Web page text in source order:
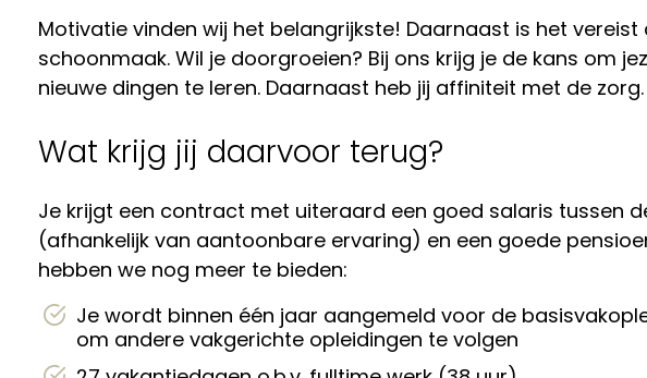
Motivatie vinden wij het belangrijkste! Daarnaast is het
schoonmaak. Wil je doorgroeien? Bij ons krijg je de kans om
nieuwe dingen te leren. Daarnaast heb jij affiniteit met de zorg.
Wat krijg jij daarvoor terug?
Je krijgt een contract met uiteraard een goed salaris tussen
(afhankelijk van aantoonbare ervaring) en een goede
hebben we nog meer te bieden:
Je wordt binnen één jaar aangemeld voor de
om andere vakgerichte opleidingen te volgen